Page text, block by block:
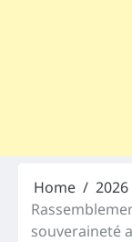
Home 2026
souveraineté